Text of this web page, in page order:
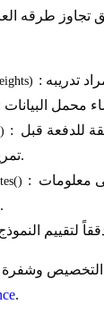
تجاوز طرقه
: يتعامل مع المعالجة المسبقة للدفعة قبل
تمرير النموذج للأمام.
: يحدد سمات النموذج بناءً على معلومات
مجموعة البيانات.
التخصيص وشفرة
.